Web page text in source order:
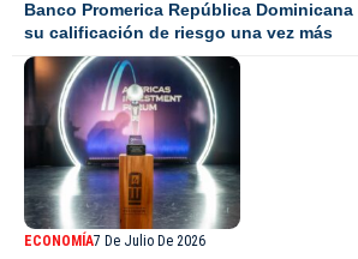
Banco Promerica República
su calificación de riesgo una vez más
ECONOMÍA7 De Julio De 2026